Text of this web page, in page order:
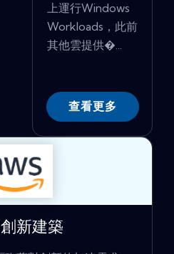
上運行Windows
Workloads，此前
其他雲提供�...
查看更多
新建築